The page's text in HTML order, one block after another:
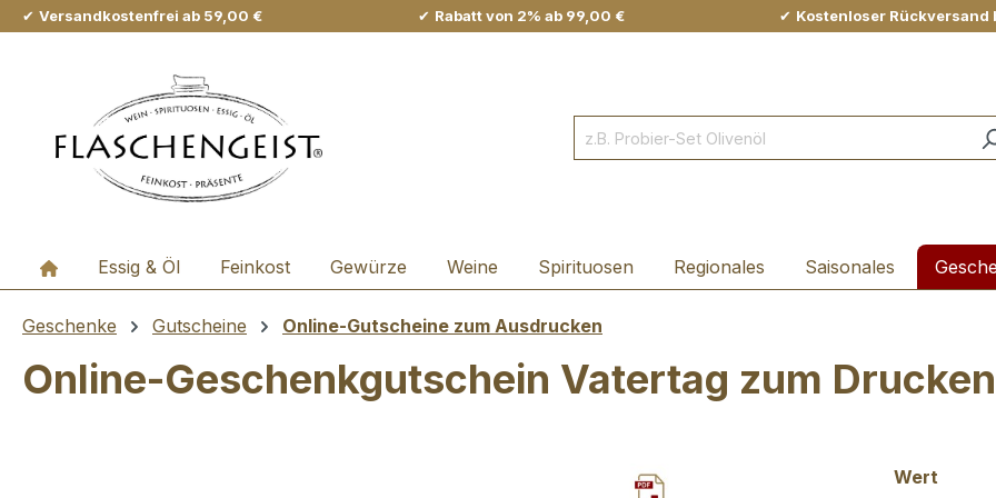
Hauptinhalt springen
Zur Suche springen
Zur Hauptnavigation springen
✔ Versandkostenfrei ab 59,00 € ✔ Rabatt von 2% ab 99,00 € ✔ Kostenloser Rückversand
Essig & Öl Feinkost Gewürze Weine Spirituosen Regionales Saisonales
Geschenke Gutscheine Online-Gutscheine zum Ausdrucken
Online-Geschenkgutschein Vatertag zum Drucken
Wert